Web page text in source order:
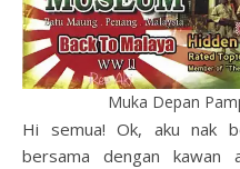
Muka Depan
Hi semua! Ok, aku nak berkongsi pula short trip aku
bersama dengan kawan